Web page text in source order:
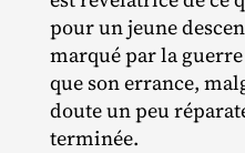
pour un jeune
marqué par la guerre
que son errance,
doute un peu
terminée.